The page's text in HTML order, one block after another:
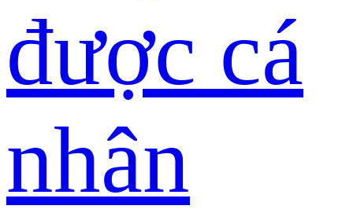
được cá
nhân